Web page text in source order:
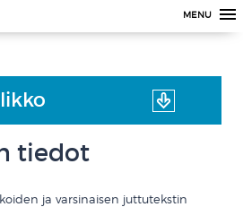
MENU
tiedot
ja varsinaisen juttutekstin